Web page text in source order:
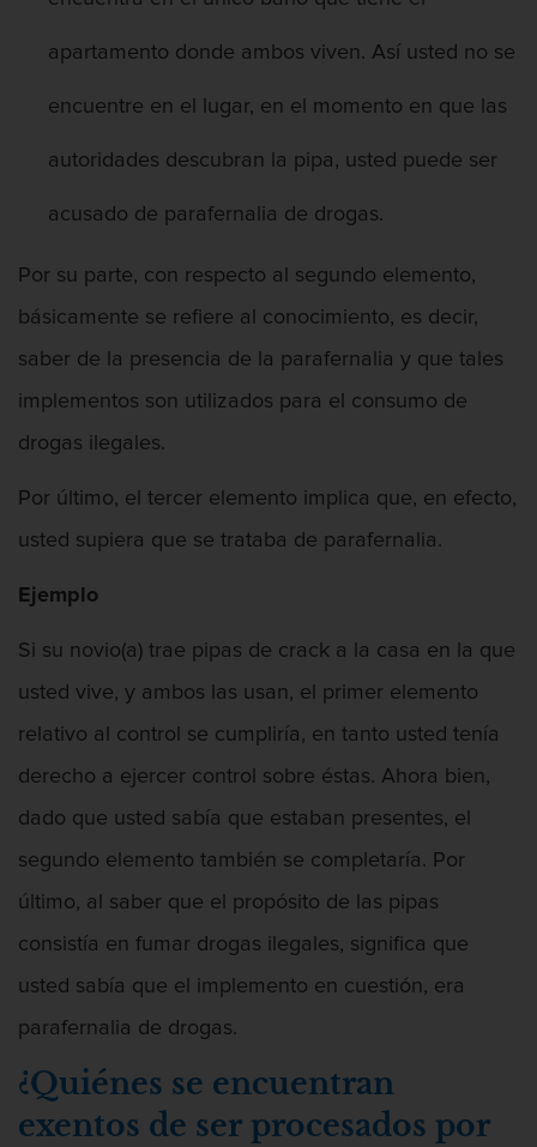
apartamento donde ambos viven. Así usted no se
encuentre en el lugar, en el momento en que las
autoridades descubran la pipa, usted puede ser
acusado de parafernalia de drogas.
Por su parte, con respecto al segundo elemento,
básicamente se refiere al conocimiento, es decir,
saber de la presencia de la parafernalia y que tales
implementos son utilizados para el consumo de
drogas ilegales.
Por último, el tercer elemento implica que, en efecto,
usted supiera que se trataba de parafernalia.
Ejemplo
Si su novio(a) trae pipas de crack a la casa en la que
usted vive, y ambos las usan, el primer elemento
relativo al control se cumpliría, en tanto usted tenía
derecho a ejercer control sobre éstas. Ahora bien,
dado que usted sabía que estaban presentes, el
segundo elemento también se completaría. Por
último, al saber que el propósito de las pipas
consistía en fumar drogas ilegales, significa que
usted sabía que el implemento en cuestión, era
parafernalia de drogas.
¿Quiénes se encuentran
exentos de ser procesados por